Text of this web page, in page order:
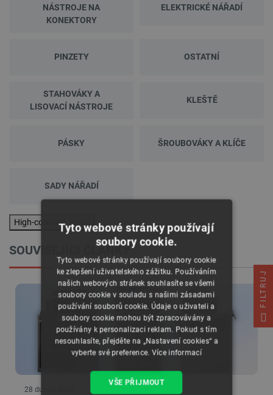
NÁSTROJE NA
KONEKTORY
ELEKTRICKÉ NÁŘADÍ
PINZETY OSTATNÍ
STAHOVÁKY A
LISOVACÍ NÁSTROJE
KLEŠTĚ
PÁSKY ŠROUBOVÁKY A KLÍČE
SADY NÁŘADÍ
High-contrast mode
SOUVISEJÍCI ČLÁNKY
28 dubna 2026
FILTRUJ
Tyto webové stránky používají
soubory cookie.
Tyto webové stránky používají soubory cookie
ke zlepšení uživatelského zážitku. Používáním
našich webových stránek souhlasíte se všemi
soubory cookie v souladu s našimi zásadami
používání souborů cookie. Údaje o uživateli a
soubory cookie mohou být zpracovávány a
používány k personalizaci reklam. Pokud s tím
nesouhlasíte, přejděte na „Nastavení cookies“ a
vyberte své preference. Více informací
VŠE PŘIJMOUT